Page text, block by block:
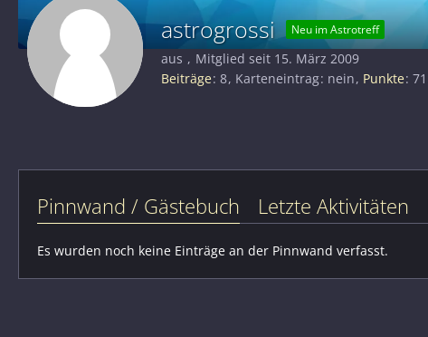
astrogrossi Neu im Astrotreff
aus
Mitglied seit 15. März 2009
Beiträge 8 Karteneintrag nein Punkte 71
Pinnwand / Gästebuch Letzte Aktivitäten
Es wurden noch keine Einträge an der Pinnwand verfasst.